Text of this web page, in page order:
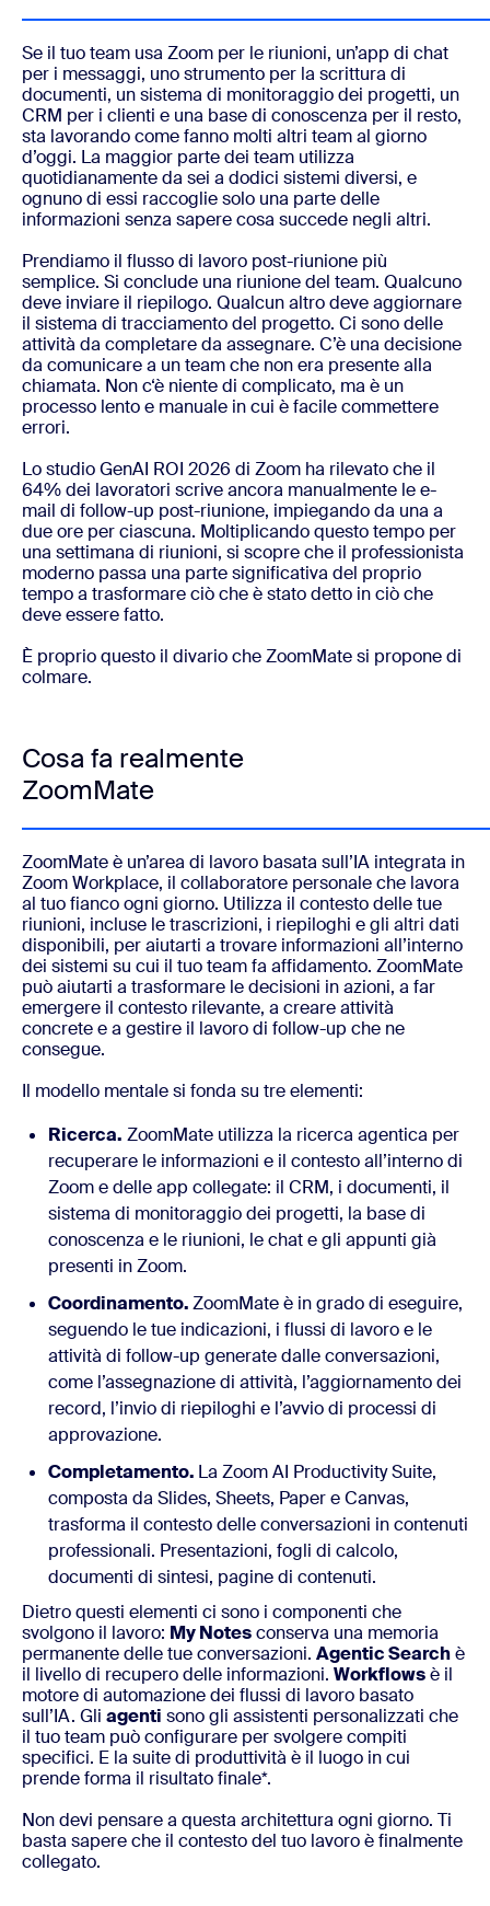
Se il tuo team usa Zoom per le riunioni, un’app di chat
per i messaggi, uno strumento per la scrittura di
documenti, un sistema di monitoraggio dei progetti, un
CRM per i clienti e una base di conoscenza per il resto,
sta lavorando come fanno molti altri team al giorno
d’oggi. La maggior parte dei team utilizza
quotidianamente da sei a dodici sistemi diversi, e
ognuno di essi raccoglie solo una parte delle
informazioni senza sapere cosa succede negli altri.
Prendiamo il flusso di lavoro post-riunione più
semplice. Si conclude una riunione del team. Qualcuno
deve inviare il riepilogo. Qualcun altro deve aggiornare
il sistema di tracciamento del progetto. Ci sono delle
attività da completare da assegnare. C’è una decisione
da comunicare a un team che non era presente alla
chiamata. Non c‘è niente di complicato, ma è un
processo lento e manuale in cui è facile commettere
errori.
Lo studio GenAI ROI 2026 di Zoom ha rilevato che il
64% dei lavoratori scrive ancora manualmente le e-
mail di follow-up post-riunione, impiegando da una a
due ore per ciascuna. Moltiplicando questo tempo per
una settimana di riunioni, si scopre che il professionista
moderno passa una parte significativa del proprio
tempo a trasformare ciò che è stato detto in ciò che
deve essere fatto.
È proprio questo il divario che ZoomMate si propone di
colmare.
Cosa fa realmente
ZoomMate
ZoomMate è un’area di lavoro basata sull’IA integrata in
Zoom Workplace, il collaboratore personale che lavora
al tuo fianco ogni giorno. Utilizza il contesto delle tue
riunioni, incluse le trascrizioni, i riepiloghi e gli altri dati
disponibili, per aiutarti a trovare informazioni all’interno
dei sistemi su cui il tuo team fa affidamento. ZoomMate
può aiutarti a trasformare le decisioni in azioni, a far
emergere il contesto rilevante, a creare attività
concrete e a gestire il lavoro di follow-up che ne
consegue.
Il modello mentale si fonda su tre elementi:
Ricerca. ZoomMate utilizza la ricerca agentica per
recuperare le informazioni e il contesto all’interno di
Zoom e delle app collegate: il CRM, i documenti, il
sistema di monitoraggio dei progetti, la base di
conoscenza e le riunioni, le chat e gli appunti già
presenti in Zoom.
Coordinamento.ZoomMate è in grado di eseguire,
seguendo le tue indicazioni, i flussi di lavoro e le
attività di follow-up generate dalle conversazioni,
come l’assegnazione di attività, l’aggiornamento dei
record, l’invio di riepiloghi e l’avvio di processi di
approvazione.
Completamento. La Zoom AI Productivity Suite,
composta da Slides, Sheets, Paper e Canvas,
trasforma il contesto delle conversazioni in contenuti
professionali. Presentazioni, fogli di calcolo,
documenti di sintesi, pagine di contenuti.
Dietro questi elementi ci sono i componenti che
svolgono il lavoro: My Notesconserva una memoria
permanente delle tue conversazioni. Agentic Searchè
il livello di recupero delle informazioni. Workflowsè il
motore di automazione dei flussi di lavoro basato
sull’IA. Gli agenti sono gli assistenti personalizzati che
il tuo team può configurare per svolgere compiti
specifici. E la suite di produttività è il luogo in cui
prende forma il risultato finale*.
Non devi pensare a questa architettura ogni giorno. Ti
basta sapere che il contesto del tuo lavoro è finalmente
collegato.